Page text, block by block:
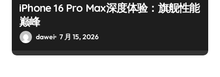
iPhone 16 Pro Max深度体验：旗舰性能
巅峰
dawei 7 月 15, 2026